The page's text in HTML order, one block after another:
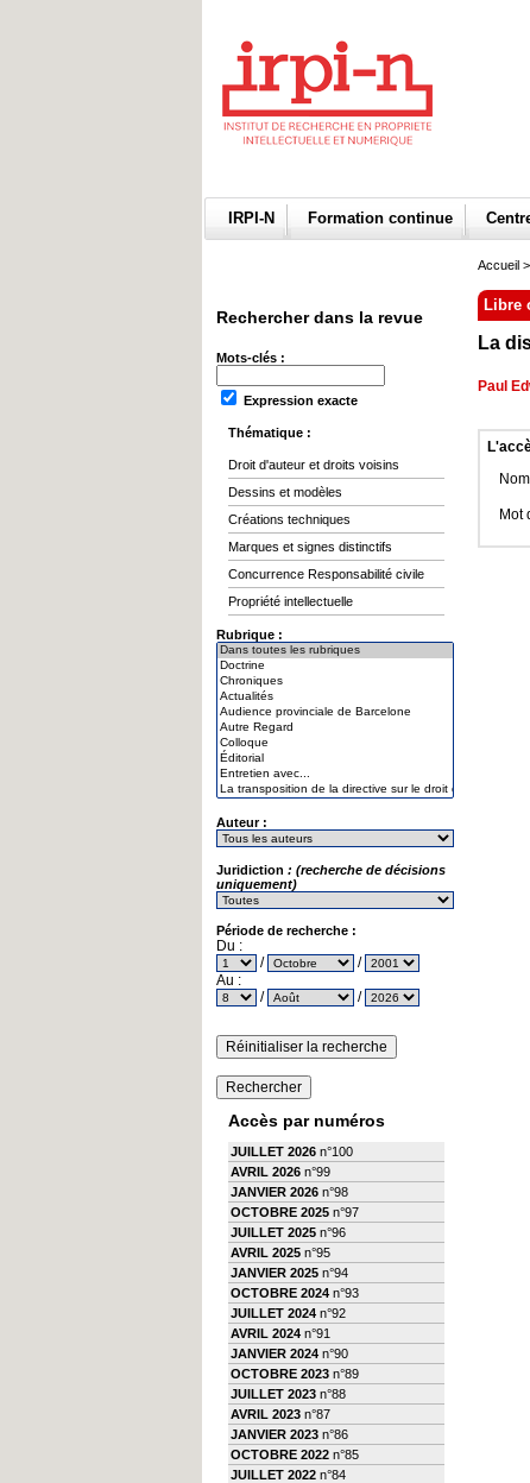
IRPI-N Formation continue
Rechercher dans la revue
Mots-clés :
Expression exacte
Thématique :
Droit d'auteur et droits voisins
Dessins et modèles
Créations techniques
Marques et signes distinctifs
Concurrence Responsabilité civile
Propriété intellectuelle
Rubrique :
Auteur :
Juridiction : (recherche de décisions
uniquement)
Période de recherche :
Du :
/
/
Au :
/
/
Accès par numéros
JUILLET 2026 n°100
AVRIL 2026 n°99
JANVIER 2026 n°98
OCTOBRE 2025 n°97
JUILLET 2025 n°96
AVRIL 2025 n°95
JANVIER 2025 n°94
OCTOBRE 2024 n°93
JUILLET 2024 n°92
AVRIL 2024 n°91
JANVIER 2024 n°90
OCTOBRE 2023 n°89
JUILLET 2023 n°88
AVRIL 2023 n°87
JANVIER 2023 n°86
OCTOBRE 2022 n°85
JUILLET 2022 n°84
Accueil >
Libre
La
Paul
Mot